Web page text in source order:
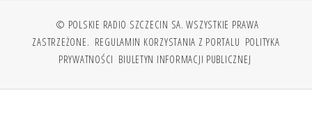
© POLSKIE RADIO SZCZECIN SA. WSZYSTKIE PRAWA
ZASTRZEŻONE. REGULAMIN KORZYSTANIA Z PORTALU POLITYKA
PRYWATNOŚCI BIULETYN INFORMACJI PUBLICZNEJ